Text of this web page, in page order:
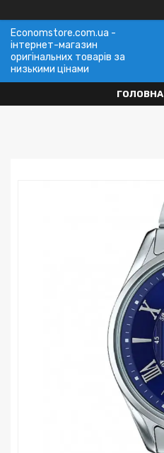
Economstore.com.ua -
інтернет-магазин
оригінальних товарів за
низькими цінами
ГОЛОВНА